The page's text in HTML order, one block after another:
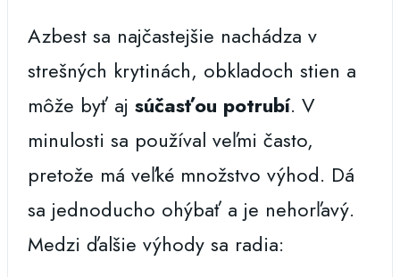
Azbest sa najčastejšie nachádza v
strešných krytinách, obkladoch stien a
môže byť aj súčasťou potrubí. V
minulosti sa používal veľmi často,
pretože má veľké množstvo výhod. Dá
sa jednoducho ohýbať a je nehorľavý.
Medzi ďalšie výhody sa radia: